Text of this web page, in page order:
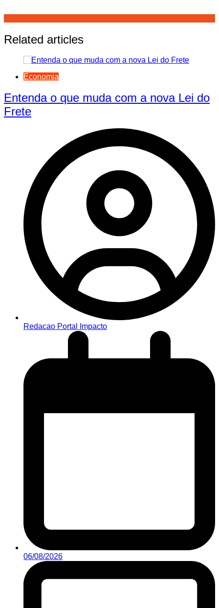
Related articles
Economia
Entenda o que muda com a nova Lei do
Frete
Redacao Portal Impacto
06/08/2026